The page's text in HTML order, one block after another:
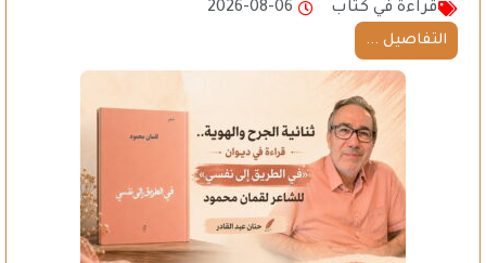
قراءة في كتاب
2026-08-06
التفاصيل ...